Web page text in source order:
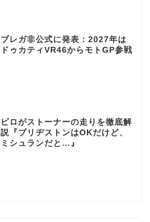
ブレガ非公式に発表：2027年は
ドゥカティVR46からモトGP参戦
ピロがストーナーの走りを徹底解
説『ブリヂストンはOKだけど、
ミシュランだと…』